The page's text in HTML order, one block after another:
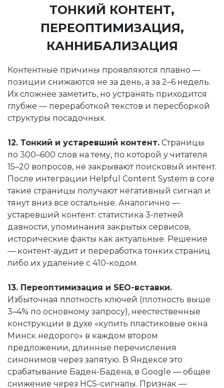
ТОНКИЙ КОНТЕНТ,
ПЕРЕОПТИМИЗАЦИЯ,
КАННИБАЛИЗАЦИЯ
Контентные причины проявляются плавно —
позиции снижаются не за день, а за 2–6 недель.
Их сложнее заметить, но устранять приходится
глубже — переработкой текстов и пересборкой
структуры посадочных.
12. Тонкий и устаревший контент. Страницы
по 300–600 слов на тему, по которой у читателя
15–20 вопросов, не закрывают поисковый интент.
После интеграции Helpful Content System в core
такие страницы получают негативный сигнал и
тянут вниз все остальные. Аналогично —
устаревший контент: статистика 3-летней
давности, упоминания закрытых сервисов,
исторические факты как актуальные. Решение
— контент-аудит и переработка тонких страниц
либо их удаление с 410-кодом.
13. Переоптимизация и SEO-вставки.
Избыточная плотность ключей (плотность выше
3–4% по основному запросу), неестественные
конструкции в духе «купить пластиковые окна
Минск недорого» в каждом втором
предложении, длинные перечисления
синонимов через запятую. В Яндексе это
срабатывание Баден-Бадена, в Google — общее
снижение через HCS-сигналы. Признак —